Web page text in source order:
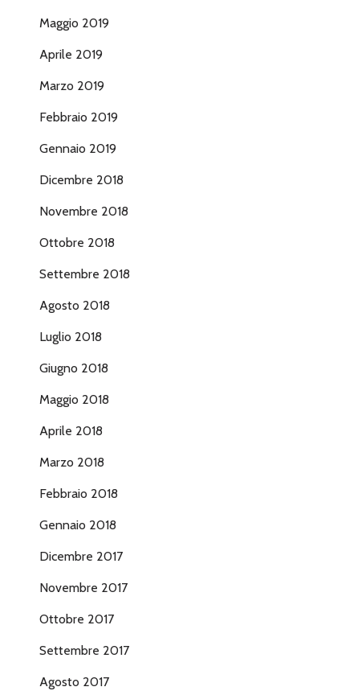
Maggio 2019
Aprile 2019
Marzo 2019
Febbraio 2019
Gennaio 2019
Dicembre 2018
Novembre 2018
Ottobre 2018
Settembre 2018
Agosto 2018
Luglio 2018
Giugno 2018
Maggio 2018
Aprile 2018
Marzo 2018
Febbraio 2018
Gennaio 2018
Dicembre 2017
Novembre 2017
Ottobre 2017
Settembre 2017
Agosto 2017